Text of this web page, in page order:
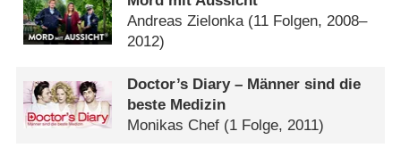
Andreas Zielonka (11 Folgen, 2008–
2012)
Doctor’s Diary – Männer sind die
beste Medizin
Monikas Chef (1 Folge, 2011)